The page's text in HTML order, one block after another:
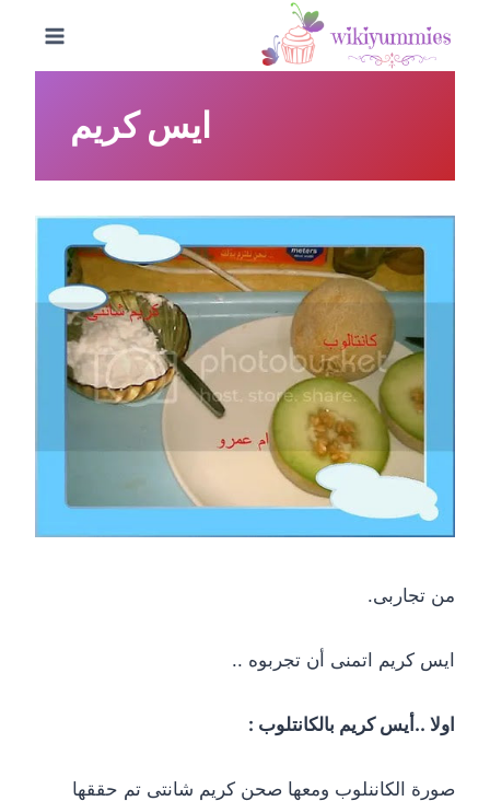
المحتوى
ايس كريم
من تجاربى.
ايس كريم اتمنى أن تجربوه ..
اولا ..أيس كريم بالكانتلوب :
صورة الكاننلوب ومعها صحن كريم شانتى تم حققها